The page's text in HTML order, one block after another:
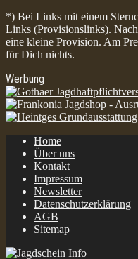
*) Bei Links mit einem
Links (Provisionslinks).
eine kleine Provision. Am
für Dich nichts.
Werbung
Home
Über uns
Kontakt
Impressum
Newsletter
Datenschutzerklärung
AGB
Sitemap